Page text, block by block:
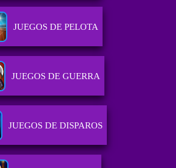
JUEGOS DE PELOTA
JUEGOS DE GUERRA
JUEGOS DE DISPAROS